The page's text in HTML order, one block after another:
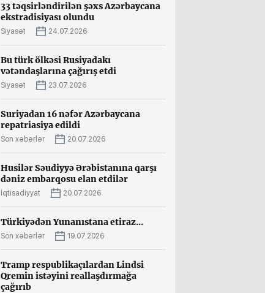
33 təqsirləndirilən şəxs Azərbaycana
ekstradisiyası olundu
Siyasət 24.07.2026
Bu türk ölkəsi Rusiyadakı
vətəndaşlarına çağırış etdi
Siyasət 23.07.2026
Suriyadan 16 nəfər Azərbaycana
repatriasiya edildi
Son xəbərlər 20.07.2026
Husilər Səudiyyə Ərəbistanına qarşı
dəniz embarqosu elan etdilər
İqtisadiyyat 20.07.2026
Türkiyədən Yunanıstana etiraz...
Son xəbərlər 19.07.2026
Tramp respublikaçılardan Lindsi
Qremin istəyini reallaşdırmağa
çağırıb